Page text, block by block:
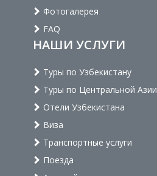
Фотогалерея
FAQ
НАШИ УСЛУГИ
Туры по Узбекистану
Туры по Центральной Азии
Отели Узбекистана
Виза
Транспортные услуги
Поезда